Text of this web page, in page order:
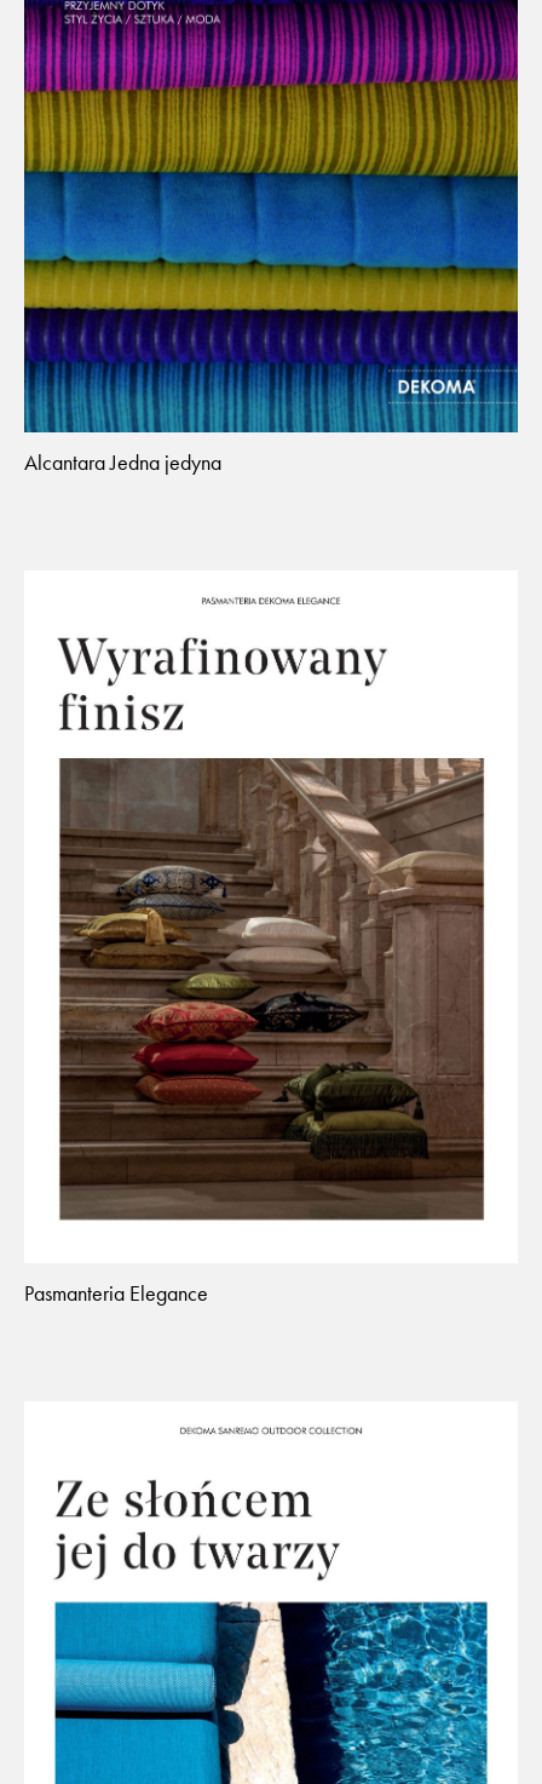
Alcantara Jedna jedyna
Pasmanteria Elegance